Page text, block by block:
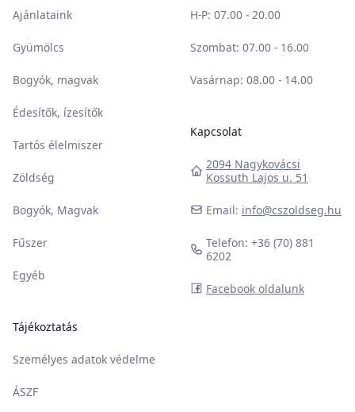
Ajánlataink
Gyümölcs
Bogyók, magvak
Édesítők, ízesítők
Tartós élelmiszer
Zöldség
Bogyók, Magvak
Fűszer
Egyéb
Tájékoztatás
Személyes adatok védelme
ÁSZF
H-P: 07.00 - 20.00
Szombat: 07.00 - 16.00
Vasárnap: 08.00 - 14.00
Kapcsolat
2094 Nagykovácsi
Kossuth Lajos u. 51
Email: info@cszoldseg.hu
Telefon: +36 (70) 881
6202
Facebook oldalunk